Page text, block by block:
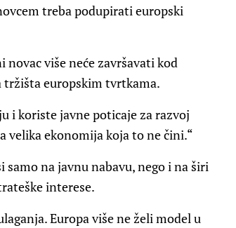
treba podupirati europski
novac više neće završavati kod
tržišta europskim tvrtkama.
i koriste javne poticaje za razvoj
velika ekonomija koja to ne čini.“
na javnu nabavu, nego i na širi
interese.
Europa više ne želi model u